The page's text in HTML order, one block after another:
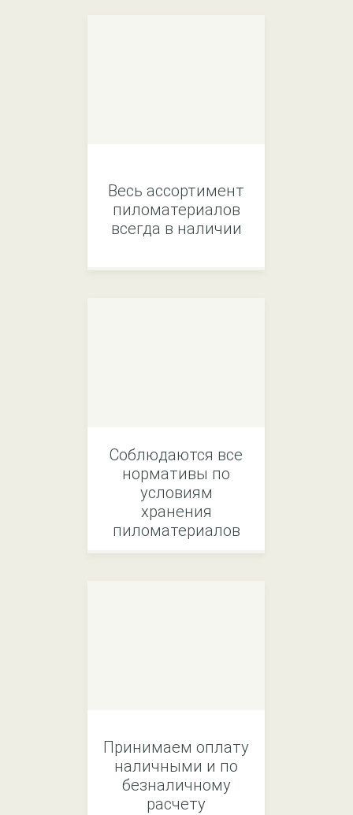
Весь ассортимент
пиломатериалов
всегда в наличии
Соблюдаются все
нормативы по
условиям
хранения
пиломатериалов
Принимаем оплату
наличными и по
безналичному
расчету